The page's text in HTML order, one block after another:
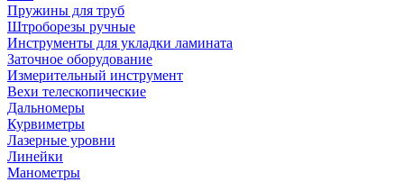
Пружины для труб
Штроборезы ручные
Инструменты для укладки ламината
Заточное оборудование
Измерительный инструмент
Вехи телескопические
Дальномеры
Курвиметры
Лазерные уровни
Линейки
Манометры